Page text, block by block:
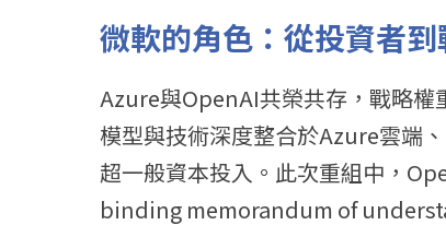
微軟的角色：從投資者
Azure與OpenAI共榮共存，戰略權
模型與技術深度整合於Azure雲端
超一般資本投入。此次重組中，
binding memorandum of